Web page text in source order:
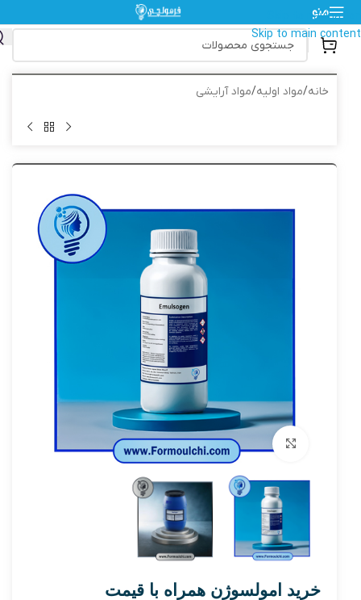
Skip to navigation
Skip to main content
منو
خانه/مواد اولیه/مواد آرایشی
بزرگنمایی تصویر
خرید امولسوژن همراه با قیمت